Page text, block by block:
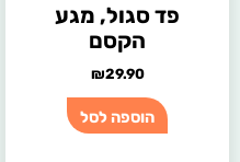
פד סגול, מגע
הקסם
₪29.90
הוספה לסל